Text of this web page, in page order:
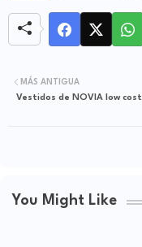
MÁS ANTIGUA
Vestidos de NOVIA low cost
You Might Like